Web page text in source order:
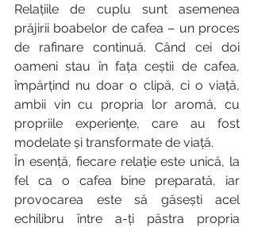
Relațiile de cuplu sunt asemenea
prăjirii boabelor de cafea – un proces
de rafinare continuă. Când cei doi
oameni stau în fața ceștii de cafea,
împărțind nu doar o clipă, ci o viață,
ambii vin cu propria lor aromă, cu
propriile experiențe, care au fost
modelate și transformate de viață.
În esență, fiecare relație este unică, la
fel ca o cafea bine preparată, iar
provocarea este să găsești acel
echilibru între a-ți păstra propria